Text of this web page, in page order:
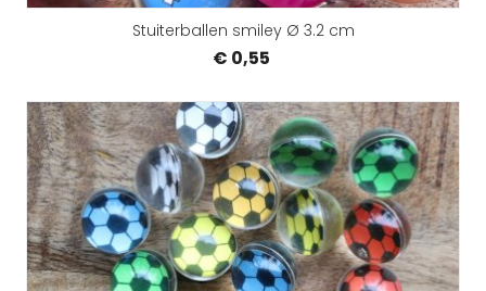
Stuiterballen smiley Ø 3.2 cm
€ 0,55